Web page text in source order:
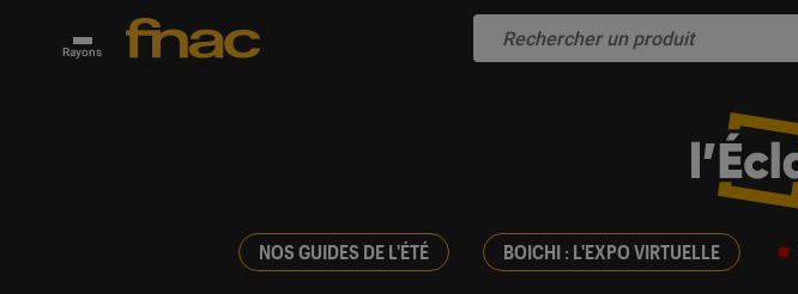
Rayons
NOS GUIDES DE L'ÉTÉ BOICHI : L'EXPO VIRTUELLE